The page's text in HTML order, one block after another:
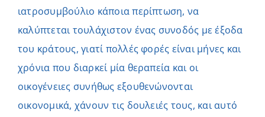
ιατροσυμβούλιο κάποια περίπτωση, να
καλύπτεται τουλάχιστον ένας συνοδός με έξοδα
του κράτους, γιατί πολλές φορές είναι μήνες και
χρόνια που διαρκεί μία θεραπεία και οι
οικογένειες συνήθως εξουθενώνονται
οικονομικά, χάνουν τις δουλειές τους, και αυτό